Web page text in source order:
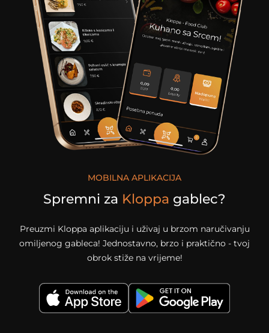
MOBILNA APLIKACIJA
Spremni za Kloppa gablec?
Preuzmi Kloppa aplikaciju i uživaj u brzom naručivanju
omiljenog gableca! Jednostavno, brzo i praktično - tvoj
obrok stiže na vrijeme!